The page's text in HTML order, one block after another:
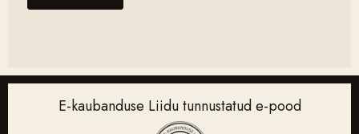
E-kaubanduse Liidu tunnustatud e-pood